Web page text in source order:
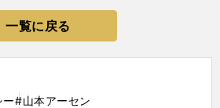
一覧に戻る
#山本アーセン